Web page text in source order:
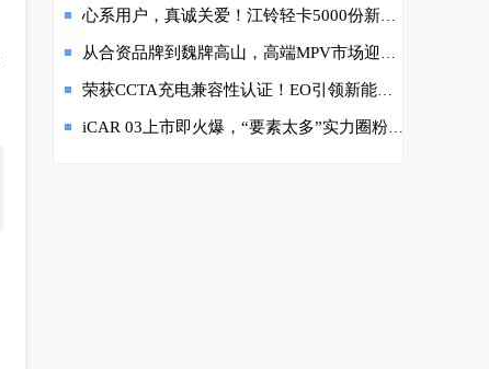
心系用户，真诚关爱！江铃轻卡5000份新春暖心礼品派送
从合资品牌到魏牌高山，高端MPV市场迎来新旧时代更替
荣获CCTA充电兼容性认证！EO引领新能源车进入“不挑桩”时代
iCAR 03上市即火爆，“要素太多”实力圈粉年轻人